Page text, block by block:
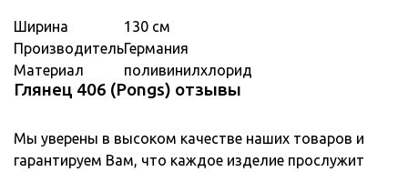
Ширина
130 см
ПроизводительГермания
Материал
поливинилхлорид
Глянец 406 (Pongs) отзывы
Мы уверены в высоком качестве наших товаров и
гарантируем Вам, что каждое изделие прослужит